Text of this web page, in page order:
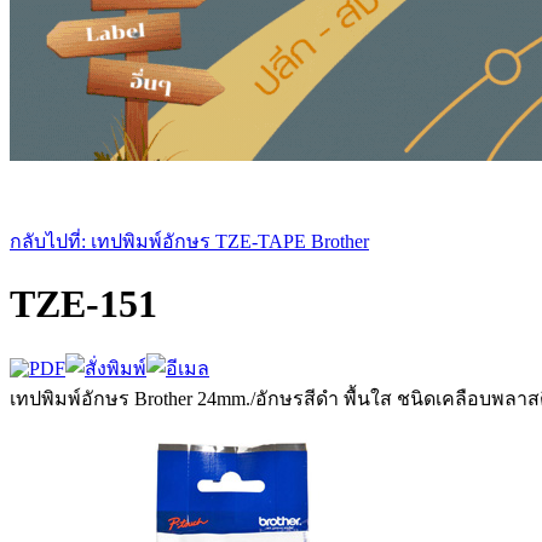
กลับไปที่: เทปพิมพ์อักษร TZE-TAPE Brother
TZE-151
เทปพิมพ์อักษร Brother 24mm./อักษรสีดำ พื้นใส ชนิดเคลือบพลา